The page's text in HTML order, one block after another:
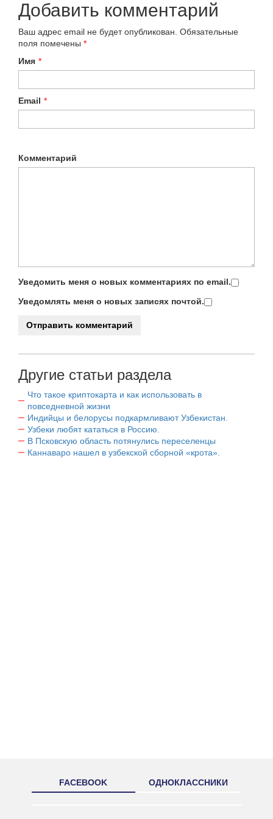
Добавить комментарий
Ваш адрес email не будет опубликован. Обязательные
поля помечены *
Имя *
Email *
Комментарий
Уведомить меня о новых комментариях по email.
Уведомлять меня о новых записях почтой.
Другие статьи раздела
Что такое криптокарта и как использовать в
повседневной жизни
Индийцы и белорусы подкармливают Узбекистан.
Узбеки любят кататься в Россию.
В Псковскую область потянулись переселенцы
Каннаваро нашел в узбекской сборной «крота».
FACEBOOK ОДНОКЛАССНИКИ